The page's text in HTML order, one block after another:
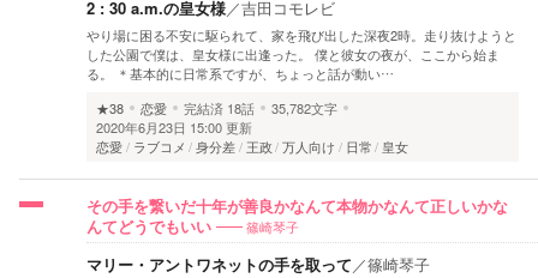
2 : 30 a.m.の皇女様／吉田コモレビ
やり場に困る不安に駆られて、家を飛び出した深夜2時。走り抜けようと
した公園で僕は、皇女様に出逢った。 僕と彼女の夜が、ここから始ま
る。 ＊基本的に日常系ですが、ちょっと話が動い…
★38
恋愛 完結済 18話
35,782文字
2020年6月23日 15:00 更新
恋愛
ラブコメ 身分差 王政 万人向け 日常 皇女
その手を繋いだ十年が善良かなんて本物かなんて正しいかな
んてどうでもいい
篠崎琴子
マリー・アントワネットの手を取って／篠崎琴子